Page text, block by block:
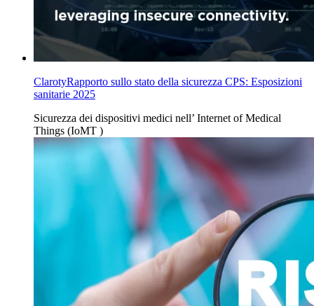
ClarotyRapporto sullo stato della sicurezza CPS: Esposizioni
sanitarie 2025
Sicurezza dei dispositivi medici nell’ Internet of Medical
Things (IoMT )